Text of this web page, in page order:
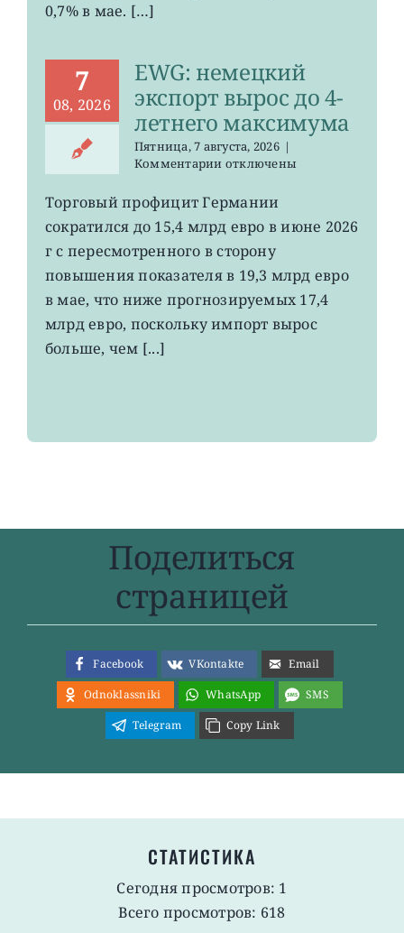
0,7% в мае. […]
7
08, 2026
EWG: немецкий
экспорт вырос до 4-
летнего максимума
Пятница, 7 августа, 2026 |
Комментариик
EWG:
немецкий
экспорт
вырос
4-
летнего
отключены
Торговый профицит Германии
сократился до 15,4 млрд евро в июне 2026
г с пересмотренного в сторону
повышения показателя в 19,3 млрд евро
в мае, что ниже прогнозируемых 17,4
млрд евро, поскольку импорт вырос
больше, чем [...]
Поделиться
страницей
Facebook VKontakte
Email
Odnoklassniki
WhatsApp
SMS
Telegram
Copy Link
СТАТИСТИКА
Сегодня просмотров: 1
Всего просмотров: 618